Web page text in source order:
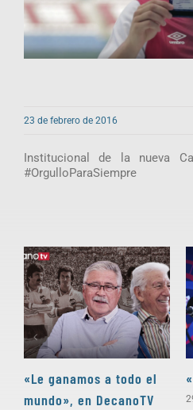
23 de febrero de 2016
Institucional de la nueva
#OrgulloParaSiempre
«Le ganamos a todo el
mundo», en DecanoTV